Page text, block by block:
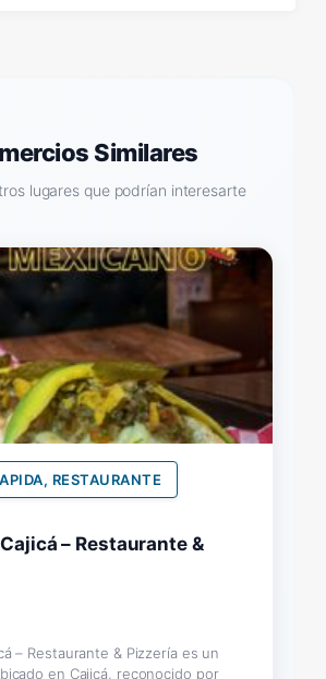
Similares
lugares que podrían interesarte
RESTAURANTE
– Restaurante &
– Restaurante & Pizzería es un
en Cajicá, reconocido por